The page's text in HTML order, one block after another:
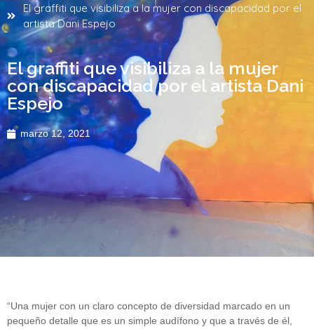
El graffiti que visibiliza a la mujer con discapacidad por el
artista Dani Espejo
El graffiti que visibiliza a la mujer
con discapacidad por el artista Dani
Espejo
marzo 12, 2021
“Una mujer con un claro concepto de diversidad marcado en un
pequeño detalle que es un simple audífono y que a través de él,